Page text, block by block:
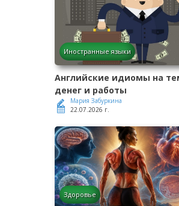
Иностранные языки
Английские идиомы на
денег и работы
Мария Забуркина
22.07.2026 г.
Здоровье